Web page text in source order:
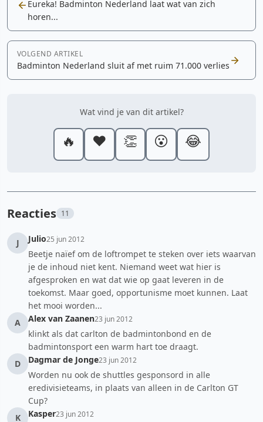
Eureka! Badminton Nederland laat wat van zich
horen...
VOLGEND ARTIKEL
Badminton Nederland sluit af met ruim 71.000 verlies
Wat vind je van dit artikel?
🔥 ❤️ 👏 😮 😂
Reacties 11
J Julio25 jun 2012
Beetje naïef om de loftrompet te steken over iets waarvan
je de inhoud niet kent. Niemand weet wat hier is
afgesproken en wat dat wie op gaat leveren in de
toekomst. Maar goed, opportunisme moet kunnen. Laat
het mooi worden...
A
Alex van Zaanen23 jun 2012
klinkt als dat carlton de badmintonbond en de
badmintonsport een warm hart toe draagt.
D
Dagmar de Jonge23 jun 2012
Worden nu ook de shuttles gesponsord in alle
eredivisieteams, in plaats van alleen in de Carlton GT
Cup?
K
Kasper23 jun 2012